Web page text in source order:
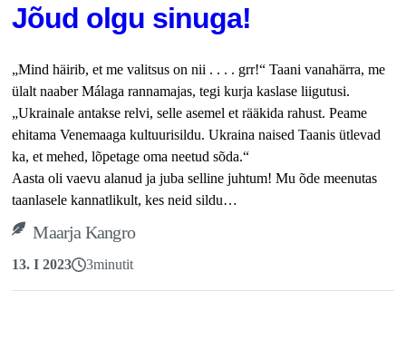
Jõud olgu sinuga!
„Mind häirib, et me valitsus on nii . . . . grr!“ Taani vanahärra, me
ülalt naaber Málaga rannamajas, tegi kurja kaslase liigutusi.
„Ukrainale antakse relvi, selle asemel et rääkida rahust. Peame
ehitama Venemaaga kultuurisildu. Ukraina naised Taanis ütlevad
ka, et mehed, lõpetage oma neetud sõda.“
Aasta oli vaevu alanud ja juba selline juhtum! Mu õde meenutas
taanlasele kannatlikult, kes neid sildu…
Maarja Kangro
13. I 2023 3minutit